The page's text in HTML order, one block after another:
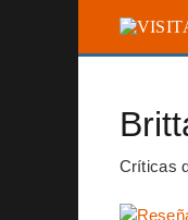
Críticas